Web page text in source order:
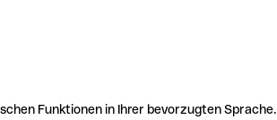
Funktionen in Ihrer bevorzugten Sprache.